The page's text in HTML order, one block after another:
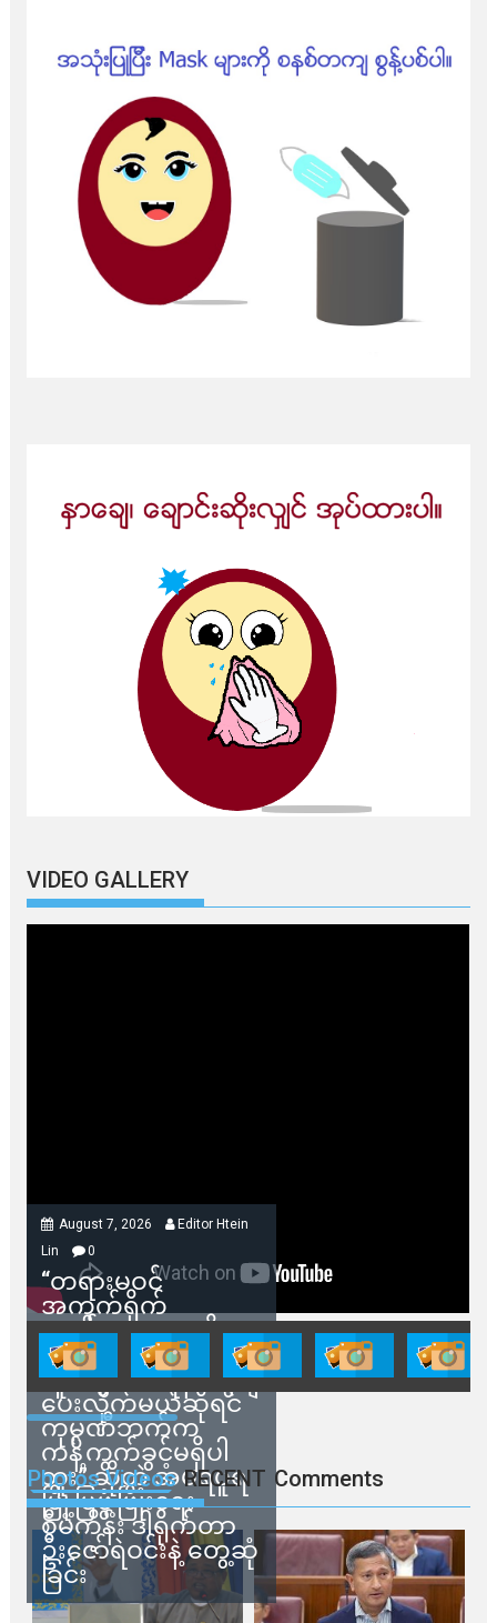
VIDEO GALLERY
August 7, 2026
Editor Htein
Lin
0
“တရားမဝင်
အကွက်ရိုက်
ရောင်းချမှုတွေကို
သက်ဆိုင်ရာတာဝန်ရှိ
သူတွေက ဂရန်တွေချ
ပေးလိုက်မယ်ဆိုရင်
ကုမ္ပဏီဘက်က
ကန့်ကွက်ခွင့်မရှိပါ
ဘူး” ဆိုတဲ့ အမရပူရ
မြို့ပြဖွံ့ဖြိုးရေး
စီမံကိန်း ဒါရိုက်တာ
ဦးဇော်ရဲဝင်းနဲ့ တွေ့ဆုံ
ခြင်း
Photos Videos RECENT Comments